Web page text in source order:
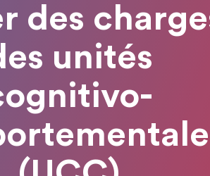
des
unités